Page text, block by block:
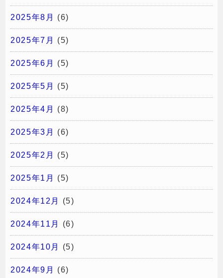
2025年8月 (6)
2025年7月 (5)
2025年6月 (5)
2025年5月 (5)
2025年4月 (8)
2025年3月 (6)
2025年2月 (5)
2025年1月 (5)
2024年12月 (5)
2024年11月 (6)
2024年10月 (5)
2024年9月 (6)